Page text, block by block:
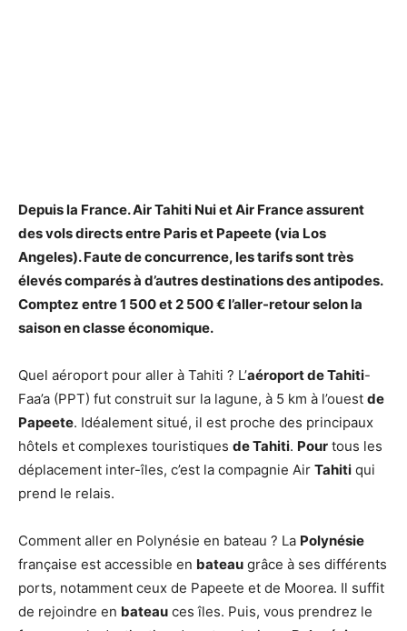
Depuis la France. AirTahiti Nui et Air France assurent
des vols directs entre Pariset Papeete (via Los
Angeles). Faute de concurrence, les tarifs sont très
élevés comparés à d’autres destinations des antipodes.
Comptez entre 1 500 et 2 500 € l’aller-retour selon la
saison en classe économique.
Quel aéroport pour aller à Tahiti ? L’aéroport de Tahiti-
Faa’a (PPT) fut construit sur la lagune, à 5 km à l’ouest de
Papeete. Idéalement situé, il est proche des principaux
hôtels et complexes touristiques de Tahiti. Pour tous les
déplacement inter-îles, c’est la compagnie Air Tahiti qui
prend le relais.
Comment aller en Polynésie en bateau ? La Polynésie
française est accessible en bateau grâce à ses différents
ports, notamment ceux de Papeete et de Moorea. Il suffit
de rejoindre en bateau ces îles. Puis, vous prendrez le